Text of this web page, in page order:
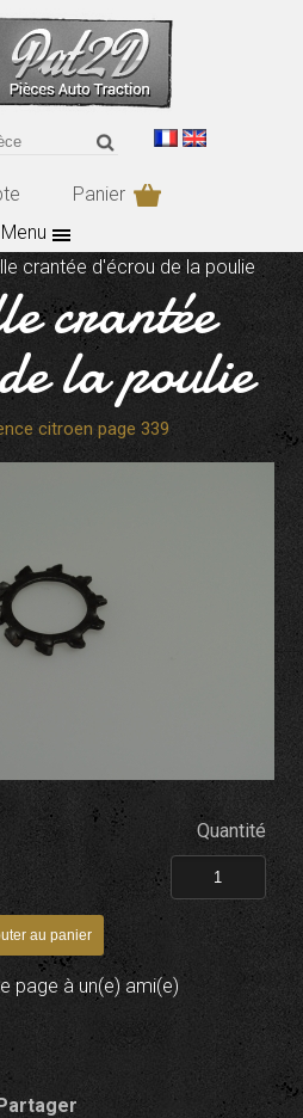
Panier
Menu
crantée d'écrou de la poulie
crantée
la poulie
citroen page 339
Quantité
page à un(e) ami(e)